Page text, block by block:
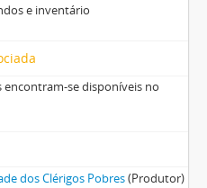
e inventário
encontram-se disponíveis no
dos Clérigos Pobres(Produtor)